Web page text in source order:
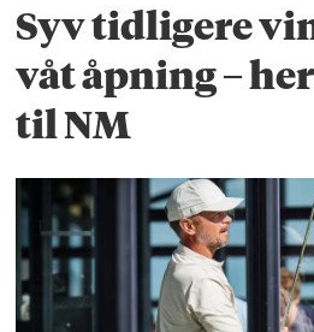
Syv tidligere
våt åpning –
til NM